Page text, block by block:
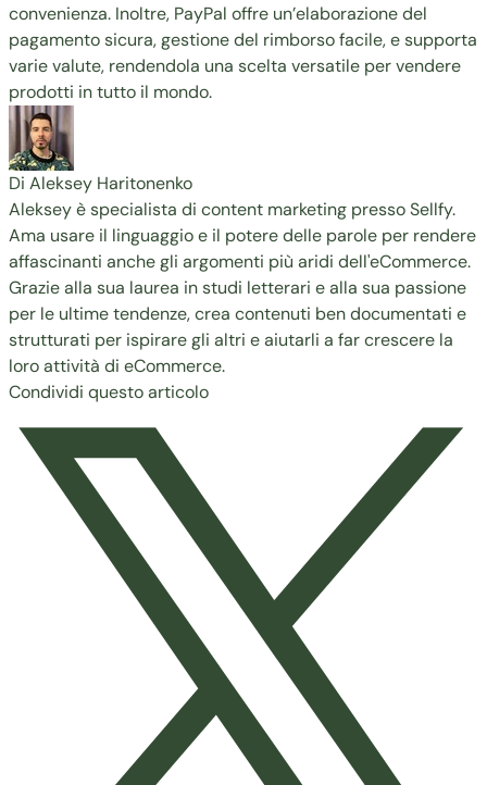
convenienza. Inoltre, PayPal offre un’elaborazione del
pagamento sicura, gestione del rimborso facile, e supporta
varie valute, rendendola una scelta versatile per vendere
prodotti in tutto il mondo.
Di Aleksey Haritonenko
Aleksey è specialista di content marketing presso Sellfy.
Ama usare il linguaggio e il potere delle parole per rendere
affascinanti anche gli argomenti più aridi dell'eCommerce.
Grazie alla sua laurea in studi letterari e alla sua passione
per le ultime tendenze, crea contenuti ben documentati e
strutturati per ispirare gli altri e aiutarli a far crescere la
loro attività di eCommerce.
Condividi questo articolo